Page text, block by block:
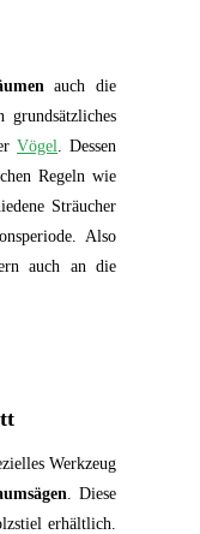
auch die
Vögel. Dessen
Regeln wie
Sträucher
Also
auch an die
Werkzeug
. Diese
erhältlich.